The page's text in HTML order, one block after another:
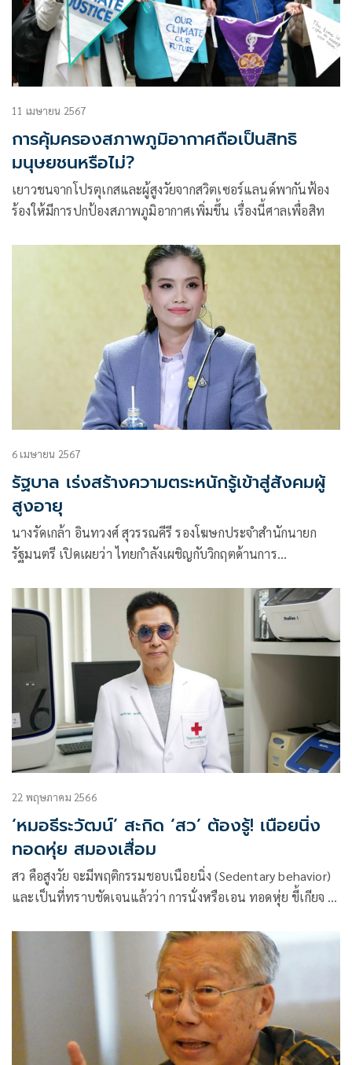
11 เมษายน 2567
การคุ้มครองสภาพภูมิอากาศถือเป็นสิทธิ
มนุษยชนหรือไม่?
เยาวชนจากโปรตุเกสและผู้สูงวัยจากสวิตเซอร์แลนด์พากันฟ้อง
ร้องให้มีการปกป้องสภาพภูมิอากาศเพิ่มขึ้น เรื่องนี้ศาลเพื่อสิท
6 เมษายน 2567
รัฐบาล เร่งสร้างความตระหนักรู้เข้าสู่สังคมผู้
สูงอายุ
นางรัดเกล้า อินทวงศ์ สุวรรณคีรี รองโฆษกประจำสำนักนายก
รัฐมนตรี เปิดเผยว่า ไทยกำลังเผชิญกับวิกฤตด้านการ
22 พฤษภาคม 2566
‘หมอธีระวัฒน์’ สะกิด ‘สว’ ต้องรู้! เนือยนิ่ง
ทอดหุ่ย สมองเสื่อม
สว คือสูงวัย จะมีพฤติกรรมชอบเนือยนิ่ง (Sedentary behavior)
และเป็นที่ทราบชัดเจนแล้วว่า การนั่งหรือเอน ทอดหุ่ย ขี้เกียจ ดู